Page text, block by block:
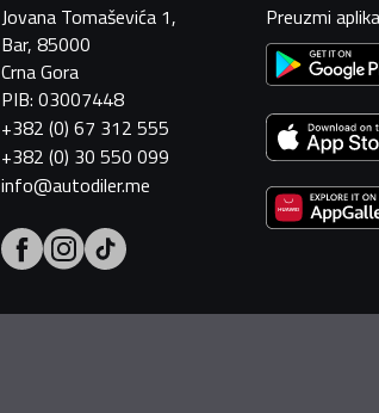
Jovana Tomaševića 1,
Bar, 85000
Crna Gora
PIB: 03007448
+382 (0) 67 312 555
+382 (0) 30 550 099
info@autodiler.me
Preuzmi